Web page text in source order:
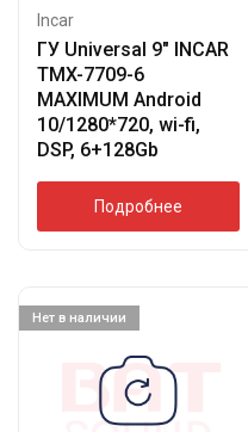
Incar
ГУ Universal 9″ INCAR
TMX-7709-6
MAXIMUM Android
10/1280*720, wi-fi,
DSP, 6+128Gb
Подробнее
Нет в наличии